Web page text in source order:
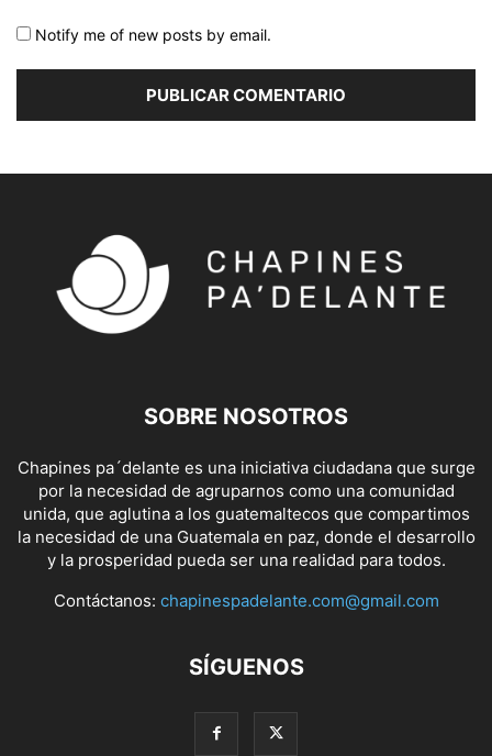
Notify me of new posts by email.
SOBRE NOSOTROS
Chapines pa´delante es una iniciativa ciudadana que surge
por la necesidad de agruparnos como una comunidad
unida, que aglutina a los guatemaltecos que compartimos
la necesidad de una Guatemala en paz, donde el desarrollo
y la prosperidad pueda ser una realidad para todos.
Contáctanos: chapinespadelante.com@gmail.com
SÍGUENOS